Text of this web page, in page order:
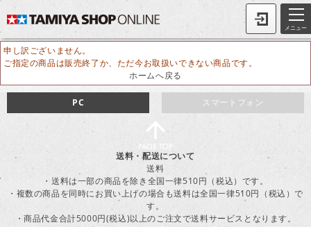
メニュー
申し訳ございません。
ご指定の商品は販売終了か、ただ今お取扱いできない商品です。
ホームへ戻る
スマートフォン
PC
送料・配送について
送料
・送料は一部の商品を除き全国一律510円（税込）です。
・複数の商品を同時にお買い上げの場合も送料は全国一律510円（税込）で
す。
・商品代金合計5000円(税込)以上のご注文で送料サービスとなります。